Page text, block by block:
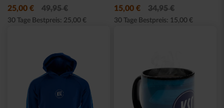
25,00 € 49,95 €
30 Tage Bestpreis: 25,00 €
15,00 € 34,95 €
30 Tage Bestpreis: 15,00 €